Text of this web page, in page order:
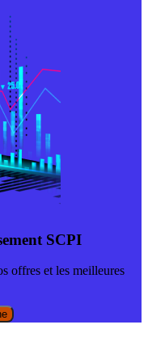
SCPI
offres et les meilleures